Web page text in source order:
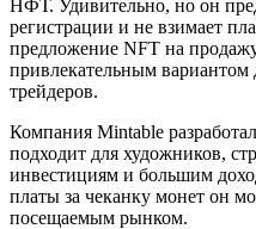
НФТ. Удивительно, но он
регистрации и не взимает
предложение NFT на
привлекательным
трейдеров.
Компания Mintable
подходит для художников,
инвестициям и большим
платы за чеканку монет он
посещаемым рынком.